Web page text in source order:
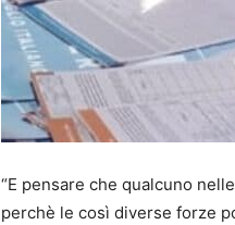
“E pensare che qualcuno
perchè le così diverse forze